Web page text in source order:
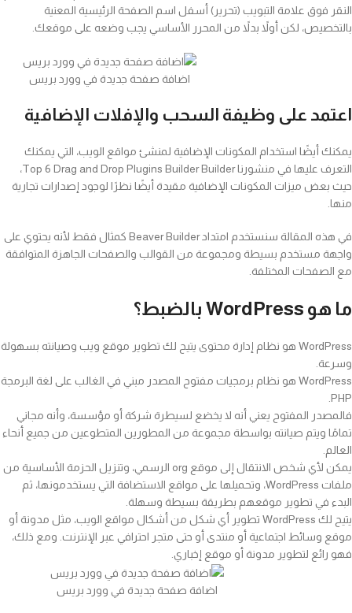
النقر فوق علامة التبويب (تحرير) أسفل اسم الصفحة الرئيسية المعنية
بالتخصيص، لكن أولاً بدلاً من المحرر الأساسي يجب وضعه على موقعك.
اضافة صفحة جديدة في وورد بريس
اعتمد على وظيفة السحب والإفلات الإضافية
يمكنك أيضًا استخدام المكونات الإضافية لمنشئ مواقع الويب، التي يمكنك
التعرف عليها في منشورنا Top 6 Drag and Drop Plugins Builder Builder،
حيث بعض ميزات المكونات الإضافية مقيدة أيضًا نظرًا لوجود إصدارات تجارية
منها.
في هذه المقالة سنستخدم امتداد Beaver Builder كمثال فقط لأنه يحتوي على
واجهة مستخدم بسيطة ومجموعة من القوالب والصفحات الجاهزة المتوافقة
مع الصفحات المختلفة.
ما هو WordPress بالضبط؟
WordPress هو نظام إدارة محتوى يتيح لك تطوير موقع ويب وصيانته بسهولة
وسرعة.
WordPress هو نظام برمجيات مفتوح المصدر مبني في الغالب على لغة البرمجة
PHP.
فالمصدر المفتوح يعني أنه لا يخضع لسيطرة شركة أو مؤسسة، وأنه مجاني
تمامًا ويتم صيانته بواسطة مجموعة من المطورين المتطوعين من جميع أنحاء
العالم.
يمكن لأي شخص الانتقال إلى موقع org الرسمي، وتنزيل الحزمة الأساسية من
ملفات WordPress، وتحميلها على مواقع الاستضافة التي يستخدمونها، ثم
البدء في تطوير موقعهم بطريقة بسيطة وسهلة.
يتيح لك WordPress تطوير أي شكل من أشكال مواقع الويب، مثل مدونة أو
موقع وسائط اجتماعية أو منتدى أو حتى متجر احترافي عبر الإنترنت. ومع ذلك،
فهو رائع لتطوير مدونة أو موقع إخباري.
اضافة صفحة جديدة في وورد بريس